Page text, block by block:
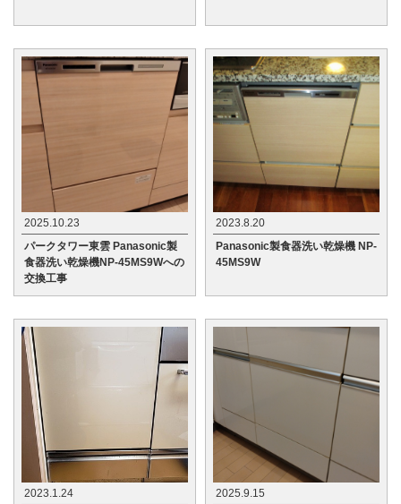
2025.10.23
パークタワー東雲 Panasonic製
食器洗い乾燥機NP-45MS9Wへの
交換工事
2023.8.20
Panasonic製食器洗い乾燥機 NP-
45MS9W
2023.1.24
2025.9.15